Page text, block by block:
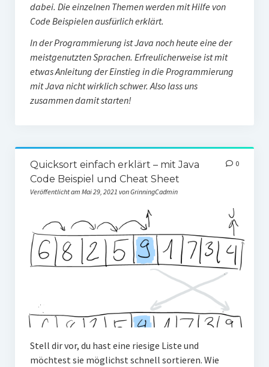
dabei. Die einzelnen Themen werden mit Hilfe von
Code Beispielen ausfürlich erklärt.
In der Programmierung ist Java noch heute eine der
meistgenutzten Sprachen. Erfreulicherweise ist mit
etwas Anleitung der Einstieg in die Programmierung
mit Java nicht wirklich schwer. Also lass uns
zusammen damit starten!
Quicksort einfach erklärt – mit Java
Code Beispiel und Cheat Sheet
Veröffentlicht am Mai 29, 2021 von GrinningCadmin
0
Stell dir vor, du hast eine riesige Liste und
möchtest sie möglichst schnell sortieren. Wie